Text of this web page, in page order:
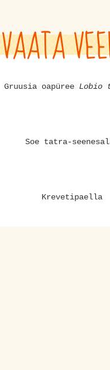
VAATA
Gruusia oapüree Lobio
Soe tatra-
Krevetipaella